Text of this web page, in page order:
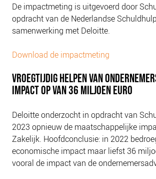
De impactmeting is uitgevoerd door
opdracht van de Nederlandse
samenwerking met Deloitte.
Download de impactmeting
VROEGTIJDIG HELPEN VAN
IMPACT OP VAN 36 MILJOEN EURO
Deloitte onderzocht in opdracht van
2023 opnieuw de maatschappelijke
Zakelijk. Hoofdconclusie: in 2022
economische impact maar liefst 36
vooral de impact van de